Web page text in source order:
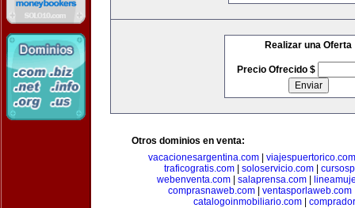
Realizar una Oferta
Precio Ofrecido $
Otros dominios en venta:
vacacionesargentina.com
viajespuertorico.com
traficogratis.com| soloservicio.com|
webenventa.com
salaprensa.com
comprasnaweb.com
ventasporlaweb.com
catalogoinmobiliario.com|